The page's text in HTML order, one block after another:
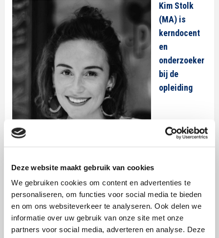
Deze website maakt gebruik van cookies
We gebruiken cookies om content en advertenties te
personaliseren, om functies voor social media te bieden
en om ons websiteverkeer te analyseren. Ook delen we
informatie over uw gebruik van onze site met onze
partners voor social media, adverteren en analyse. Deze
Kim Stolk
(MA) is
kerndocent
en
onderzoeker
bij de
opleiding
Communicatie aan de Hogeschool Rotterdam. Kim is,
gespecialiseerd in contentstrategie en
(visual) storytelling en geeft daarin colleges
binnen de minor PR Creating Stories. Daarnaast is zij
momenteel bezig met een literatuuronderzoek naar
de definitie en eigenschappen van een goede